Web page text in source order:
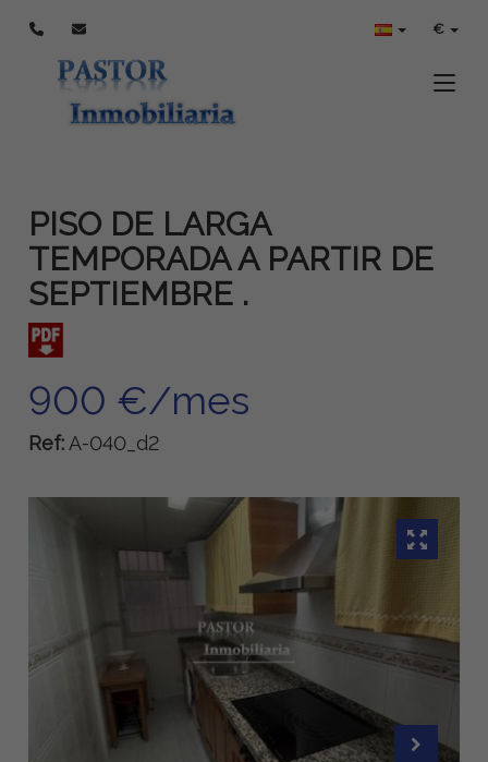
€
PISO DE LARGA
TEMPORADA A PARTIR DE
SEPTIEMBRE .
900 €/mes
Ref: A-040_d2